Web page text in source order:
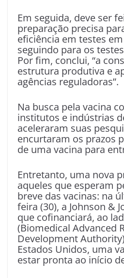
Em seguida, deve ser
preparação precisa
eficiência em testes
seguindo para os
Por fim, conclui, “a
estrutura produtiva e
agências reguladoras”.
Na busca pela vacina
institutos e indústrias
aceleraram suas
encurtaram os prazos
de uma vacina para
Entretanto, uma nova
aqueles que esperam
breve das vacinas: na
feira (30), a Johnson &
que cofinanciará, ao
(Biomedical Advanced
Development
Estados Unidos, uma
estar pronta ao início